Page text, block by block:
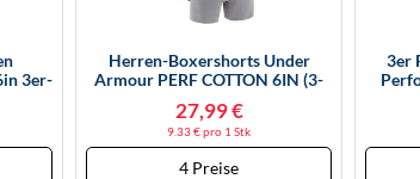
3er-
Herren-Boxershorts Under
Armour PERF COTTON 6IN (3-
27,99 €
9.33 € pro 1 Stk
4 Preise
3er